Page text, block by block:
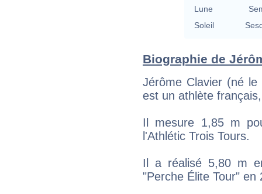
Lune
Soleil
Biographie de
Jérôme Clavier (né
est un athlète
Il mesure 1,85 m
l'Athlétic Trois Tours.
Il a réalisé 5,80 m
"Perche Élite Tour" en